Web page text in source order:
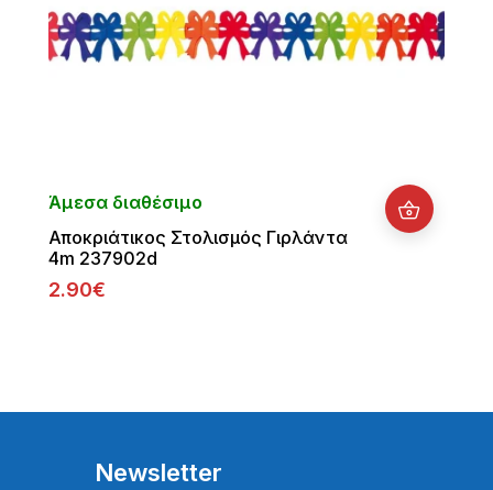
Άμεσα διαθέσιμο
Αποκριάτικος Στολισμός Γιρλάντα
4m 237902d
2.90€
Newsletter